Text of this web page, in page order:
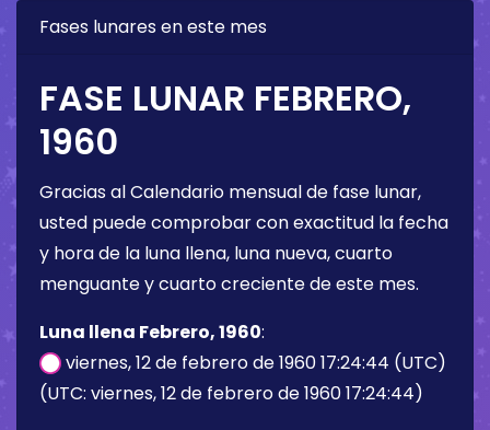
Fases lunares en este mes
FASE LUNAR FEBRERO,
1960
Gracias al Calendario mensual de fase lunar,
usted puede comprobar con exactitud la fecha
y hora de la luna llena, luna nueva, cuarto
menguante y cuarto creciente de este mes.
Luna llena Febrero, 1960:
viernes, 12 de febrero de 1960 17:24:44 (UTC)
(UTC: viernes, 12 de febrero de 1960 17:24:44)